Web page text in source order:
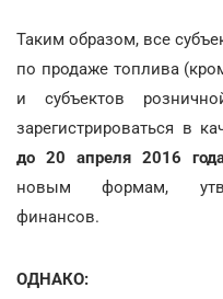
Таким образом, все
по продаже топлива
и субъектов
зарегистрироваться в
до 20 апреля 2016
новым формам,
финансов.
ОДНАКО: